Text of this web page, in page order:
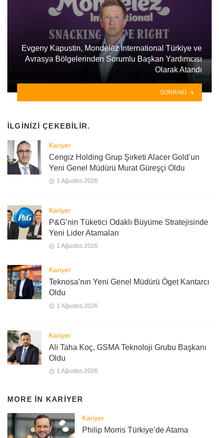
Evgeny Kapustin, Mondelēz International Türkiye ve
Avrasya Bölgelerinden Sorumlu Başkan Yardımcısı
Olarak Atandı
SONRAKI
İLGINIZI ÇEKEBILIR.
Kariyer
Cengiz Holding Grup Şirketi Alacer Gold’un
Yeni Genel Müdürü Murat Güreşçi Oldu
1 Ağustos 2026
Kariyer
P&G’nin Tüketici Odaklı Büyüme Stratejisinde
Yeni Lider Atamaları
1 Ağustos 2026
Kariyer
Teknosa’nın Yeni Genel Müdürü Öget Kantarcı
Oldu
1 Ağustos 2026
Kariyer
Ali Taha Koç, GSMA Teknoloji Grubu Başkanı
Oldu
1 Ağustos 2026
MORE IN KARIYER
Kariyer
Philip Morris Türkiye’de Atama